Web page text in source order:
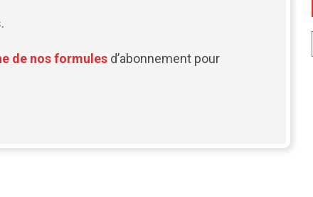
de nos formulesd’abonnement pour